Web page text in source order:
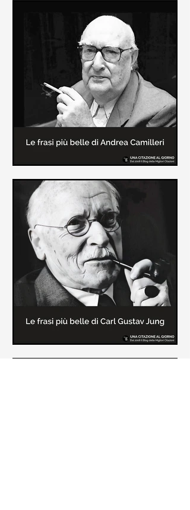
In questa pagina sono raccolte le
frasi più belle di Frida Kahlo
sull'amore e sulla vita.
Le frasi più belle di Andrea
Camilleri
In questa sezione sono raccolte le
frasi più belle di Andrea Camilleri, il
creatore dei libri sulle vicende del
Commissario Montalbano